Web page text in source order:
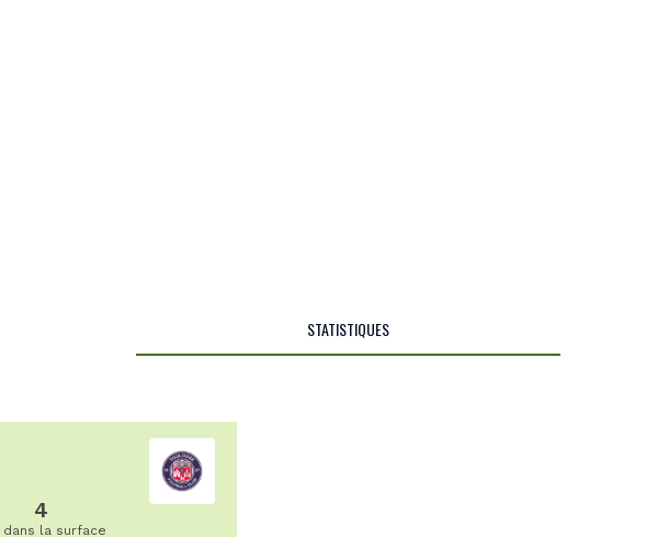
STATISTIQUES
4
dans la surface